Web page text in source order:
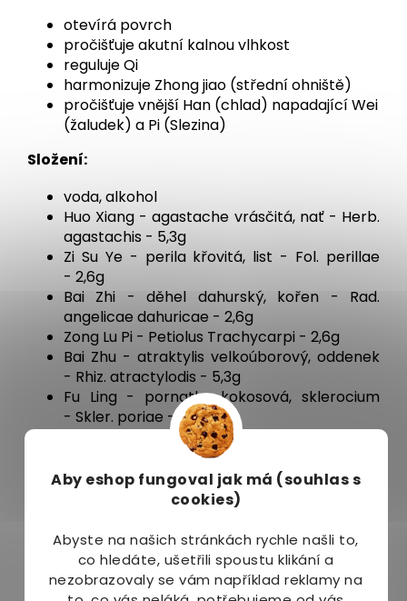
Aby eshop fungoval jak má (souhlas s
cookies)
Abyste na našich stránkách rychle našli to,
co hledáte, ušetřili spoustu klikání a
nezobrazovaly se vám například reklamy na
otevírá povrch
pročišťuje akutní kalnou vlhkost
reguluje Qi
harmonizuje Zhong jiao (střední ohniště)
pročišťuje vnější Han (chlad) napadající Wei
(žaludek) a Pi (Slezina)
Složení:
voda, alkohol
Huo Xiang - agastache vrásčitá, nať - Herb.
agastachis - 5,3g
Zi Su Ye - perila křovitá, list - Fol. perillae
- 2,6g
Bai Zhi - děhel dahurský, kořen - Rad.
angelicae dahuricae - 2,6g
Zong Lu Pi - Petiolus Trachycarpi - 2,6g
Bai Zhu - atraktylis velkoúborový, oddenek
- Rhiz. atractylodis - 5,3g
Fu Ling - pornatka kokosová, sklerocium
- Skler. poriae - 4,0g
Yu Bai Fu - Typhonie velká, hlíza - Rhiz.
Hou Po - šácholan lékařský, kůra - Cort.
magnoliae - 2,6g
- Rad. platycodi - 2,6g
Chen Pi - mandarinka obecná, kůra - Peri.
citri - 4,0g